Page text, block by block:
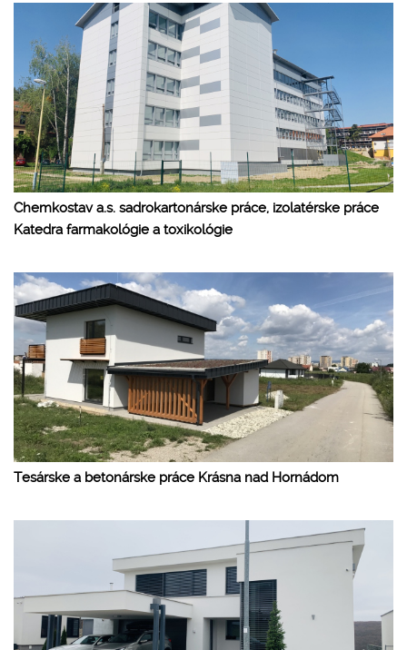
Chemkostav a.s. sadrokartonárske práce, izolatérske práce
Katedra farmakológie a toxikológie
Tesárske a betonárske práce Krásna nad Hornádom